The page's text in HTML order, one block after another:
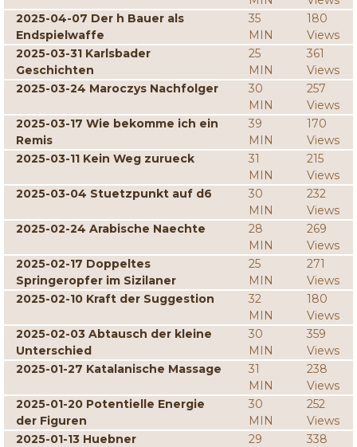
2025-04-07 Der h Bauer als
Endspielwaffe
35
MIN
180
Views
2025-03-31 Karlsbader
Geschichten
25
MIN
361
Views
2025-03-24 Maroczys Nachfolger
30
MIN
257
Views
2025-03-17 Wie bekomme ich ein
Remis
39
MIN
170
Views
2025-03-11 Kein Weg zurueck
31
MIN
215
Views
2025-03-04 Stuetzpunkt auf d6
30
MIN
232
Views
2025-02-24 Arabische Naechte
28
MIN
269
Views
2025-02-17 Doppeltes
Springeropfer im Sizilaner
25
MIN
271
Views
2025-02-10 Kraft der Suggestion
32
MIN
180
Views
2025-02-03 Abtausch der kleine
Unterschied
30
MIN
359
Views
2025-01-27 Katalanische Massage
31
MIN
238
Views
2025-01-20 Potentielle Energie
der Figuren
30
MIN
252
Views
2025-01-13 Huebner
29
338